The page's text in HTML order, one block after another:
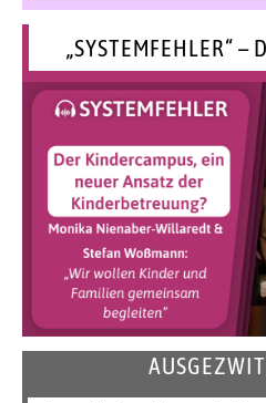
„SYSTEMFEHLER“ –